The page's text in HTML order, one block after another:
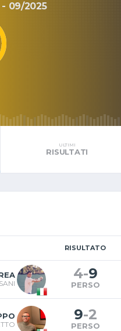
- 09/2025
ULTIMI
RISULTATI
RISULTATO
4-9
PERSO
9-2
PERSO